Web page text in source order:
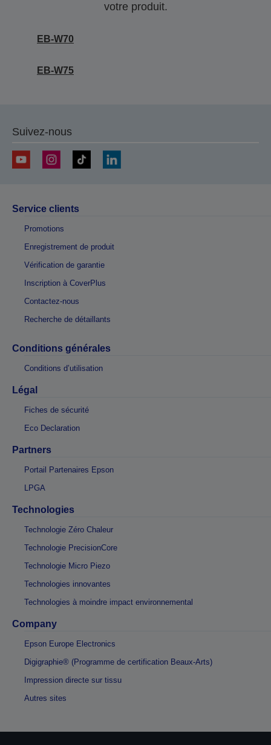
votre produit.
EB-W70
EB-W75
Suivez-nous
Service clients
Promotions
Enregistrement de produit
Vérification de garantie
Inscription à CoverPlus
Contactez-nous
Recherche de détaillants
Conditions générales
Conditions d’utilisation
Légal
Fiches de sécurité
Eco Declaration
Partners
Portail Partenaires Epson
LPGA
Technologies
Technologie Zéro Chaleur
Technologie PrecisionCore
Technologie Micro Piezo
Technologies innovantes
Technologies à moindre impact environnemental
Company
Epson Europe Electronics
Digigraphie® (Programme de certification Beaux-Arts)
Impression directe sur tissu
Autres sites